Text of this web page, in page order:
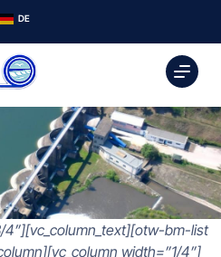
DE
bm-list
width=”1/4”]